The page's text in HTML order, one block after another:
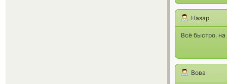
Назар
Всё быстро. на
Вова